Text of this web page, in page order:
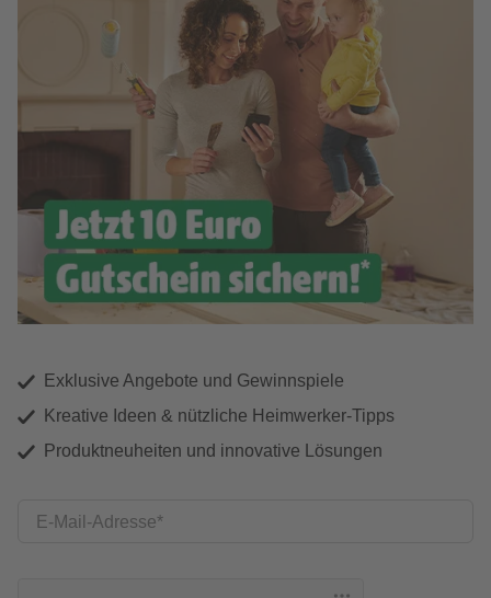
Exklusive Angebote und Gewinnspiele
Kreative Ideen & nützliche Heimwerker-Tipps
Produktneuheiten und innovative Lösungen
E-Mail-Adresse